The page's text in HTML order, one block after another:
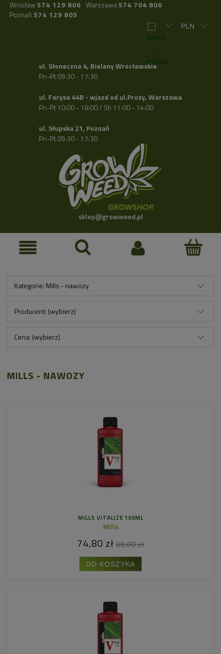
Wrocław 574 129 806 Warszawa574 704 806
Poznań 574 129 805
ul. Słoneczna 4, Bielany Wrocławskie
Pn-Pt 09:30 - 17:30
ul. Farysa 44B - wjazd od ul.Prozy, Warszawa
Pn-Pt 10:00 - 18:00 / Sb 11:00 - 14:00
ul. Słupska 21, Poznań
Pn-Pt 09:30 - 17:30
sklep@growweed.pl
Kategorie: Mills - nawozy
Producent: (wybierz)
Cena: (wybierz)
MILLS - NAWOZY
MILLS VITALIZE 100ML
Mills
74,80 zł 88,00 zł
DO KOSZYKA